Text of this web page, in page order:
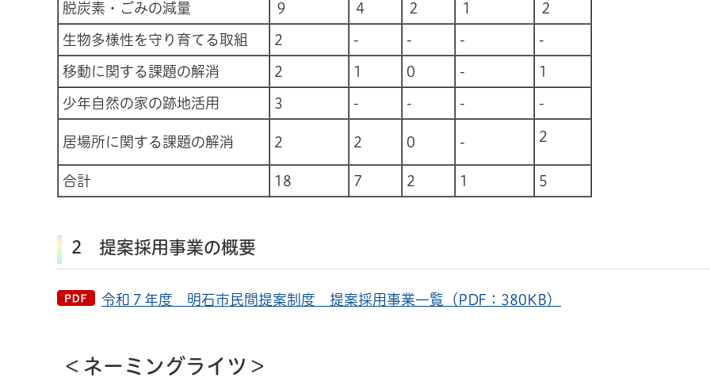
脱炭素・ごみの減量 ９ ４ ２ １ ２
生物多様性を守り育てる取組 2 - - - -
移動に関する課題の解消 2 1 0 - 1
少年自然の家の跡地活用 3 - - - -
居場所に関する課題の解消 2 2 0 - 2
合計 18 7 2 1 5
2 提案採用事業の概要
令和７年度 明石市民間提案制度 提案採用事業一覧（PDF：380KB）
＜ネーミングライツ＞